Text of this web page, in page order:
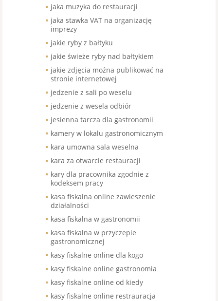
jaka muzyka do restauracji
jaka stawka VAT na organizację
imprezy
jakie ryby z bałtyku
jakie świeże ryby nad bałtykiem
jakie zdjęcia można publikować na
stronie internetowej
jedzenie z sali po weselu
jedzenie z wesela odbiór
jesienna tarcza dla gastronomii
kamery w lokalu gastronomicznym
kara umowna sala weselna
kara za otwarcie restauracji
kary dla pracownika zgodnie z
kodeksem pracy
kasa fiskalna online zawieszenie
działalności
kasa fiskalna w gastronomii
kasa fiskalna w przyczepie
gastronomicznej
kasy fiskalne online dla kogo
kasy fiskalne online gastronomia
kasy fiskalne online od kiedy
kasy fiskalne online restrauracja